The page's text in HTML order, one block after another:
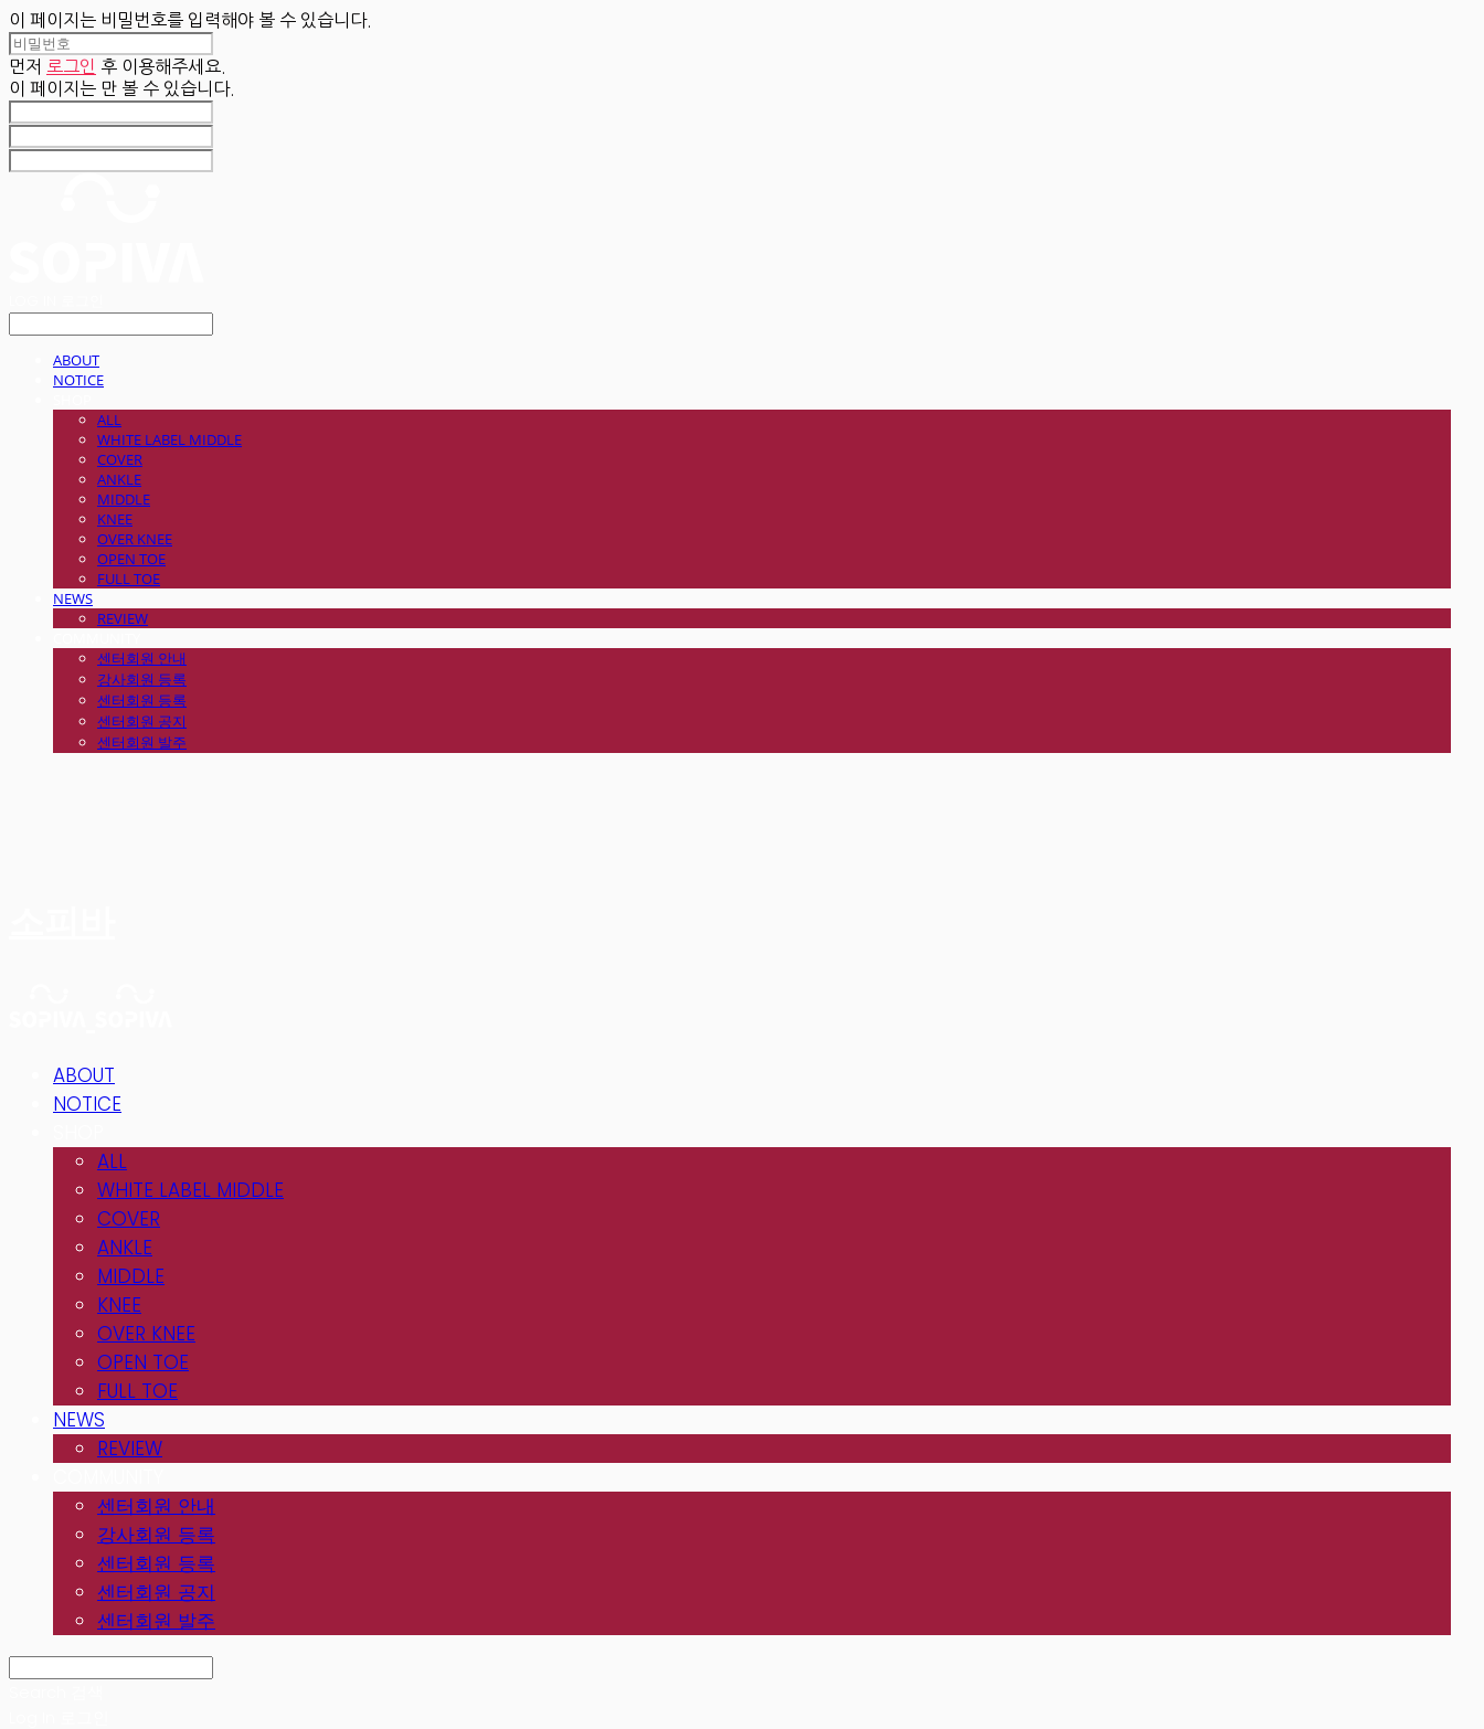
이 페이지는 비밀번호를 입력해야 볼 수 있습니다.
먼저 로그인 후 이용해주세요.
이 페이지는 만 볼 수 있습니다.
ABOUT
NOTICE
ALL
WHITE LABEL MIDDLE
COVER
ANKLE
MIDDLE
KNEE
OVER KNEE
OPEN TOE
FULL TOE
NEWS
REVIEW
센터회원 안내
강사회원 등록
센터회원 등록
센터회원 공지
센터회원 발주
ABOUT
NOTICE
ALL
WHITE LABEL MIDDLE
COVER
ANKLE
MIDDLE
KNEE
OVER KNEE
OPEN TOE
FULL TOE
NEWS
REVIEW
센터회원 안내
강사회원 등록
센터회원 등록
센터회원 공지
센터회원 발주